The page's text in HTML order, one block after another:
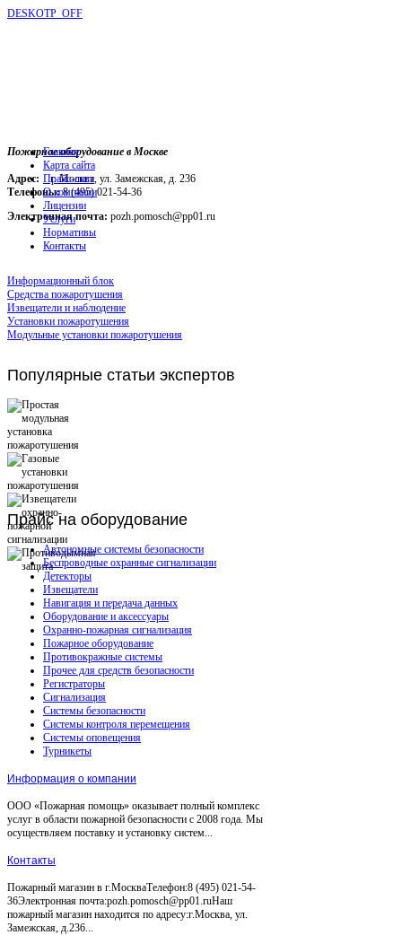
DESKOTP_OFF
Пожарное оборудование в Москве
Адрес: г. Москва, ул. Замежская, д. 236
Телефоны:8 (495) 021-54-36
Электронная почта: pozh.pomosch@pp01.ru
Главная
Карта сайта
Прайс-лист
О компании
Лицензии
Услуги
Нормативы
Контакты
Информационный блок
Средства пожаротушения
Извещатели и наблюдение
Установки пожаротушения
Модульные установки пожаротушения
Популярные статьи экспертов
Прайсна оборудование
Автономные системы безопасности
Беспроводные охранные сигнализации
Детекторы
Извещатели
Навигация и передача данных
Оборудование и аксессуары
Охранно-пожарная сигнализация
Пожарное оборудование
Противокражные системы
Прочее для средств безопасности
Регистраторы
Сигнализация
Системы безопасности
Системы контроля перемещения
Системы оповещения
Турникеты
Информация о компании
ООО «Пожарная помощь» оказывает полный комплекс
услуг в области пожарной безопасности с 2008 года. Мы
осуществляем поставку и установку систем...
Контакты
Пожарный магазин в г.МоскваТелефон:8 (495) 021-54-
36Электронная почта:pozh.pomosch@pp01.ruНаш
пожарный магазин находится по адресу:г.Москва, ул.
Замежская, д.236...